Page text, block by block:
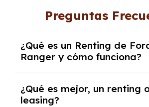
Preguntas
¿Qué es un Renting de
Ranger y cómo funciona?
ElRenting de Ford Rangeres
de alquiler a medio o largo
¿Qué es mejor, un renting
leasing?